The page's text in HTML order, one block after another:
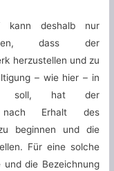
kann deshalb nur
dass der
herzustellen und zu
– wie hier – in
soll, hat der
nach Erhalt des
beginnen und die
Für eine solche
die Bezeichnung